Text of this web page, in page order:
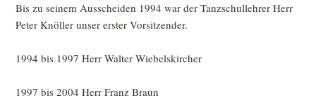
Bis zu seinem Ausscheiden 1994 war der Tanzschullehrer Herr
Peter Knöller unser erster Vorsitzender.
1994 bis 1997 Herr Walter Wiebelskircher
1997 bis 2004 Herr Franz Braun